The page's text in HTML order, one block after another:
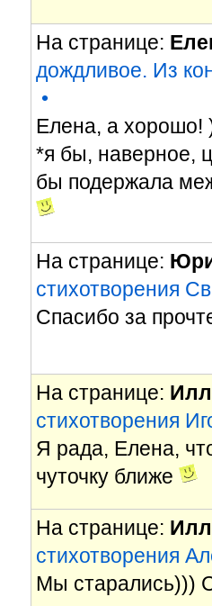
На странице:
дождливое. Из
•
Елена, а хорошо!
*я бы, наверное,
бы подержала
На странице:
стихотворения
Спасибо за
На странице:
стихотворения
Я рада, Елена,
чуточку ближе
На странице:
стихотворения
Мы старались)))